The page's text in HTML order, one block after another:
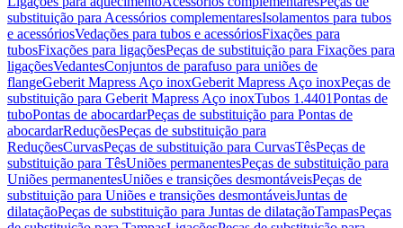
substituição para Acessórios complementaresIsolamentos para tubos
e acessóriosVedações para tubos e acessóriosFixações para
tubosFixações para ligaçõesPeças de substituição para Fixações para
ligaçõesVedantesConjuntos de parafuso para uniões de
flangeGeberit Mapress Aço inoxGeberit Mapress Aço inoxPeças de
substituição para Geberit Mapress Aço inoxTubos 1.4401Pontas de
tuboPontas de abocardarPeças de substituição para Pontas de
abocardarReduçõesPeças de substituição para
ReduçõesCurvasPeças de substituição para CurvasTêsPeças de
substituição para TêsUniões permanentesPeças de substituição para
Uniões permanentesUniões e transições desmontáveisPeças de
substituição para Uniões e transições desmontáveisJuntas de
dilataçãoPeças de substituição para Juntas de dilataçãoTampasPeças